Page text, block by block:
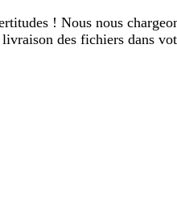
! Nous nous
des fichiers dans